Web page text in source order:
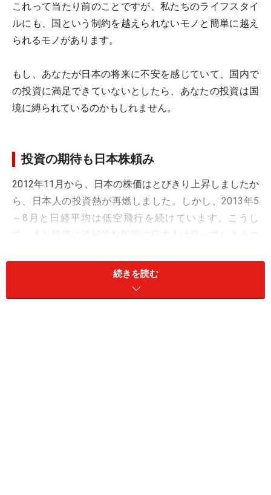
これって当たり前のことですが、私たちのライフスタイ
ルにも、国という制約を越えられないモノと簡単に越え
られるモノがあります。
もし、あなたが日本の将来に不安を感じていて、国内で
の投資に満足できていないとしたら、あなたの投資は国
境に縛られているのかもしれません。
投資の期待も日本株頼み
2012年11月から、日本の株価はとびきり上昇しましたか
ら、日本人の投資熱が再燃しました。しかし、2013年5
～8月と日経平均は低空飛行を続けています。こうし
て、また投資に消極的な国民に日本人は戻ってしまうの
愚痴をこぼしている人はいませんか？
日本人のマネー感覚は国境を越えられず、日経平均の推
続きを読む